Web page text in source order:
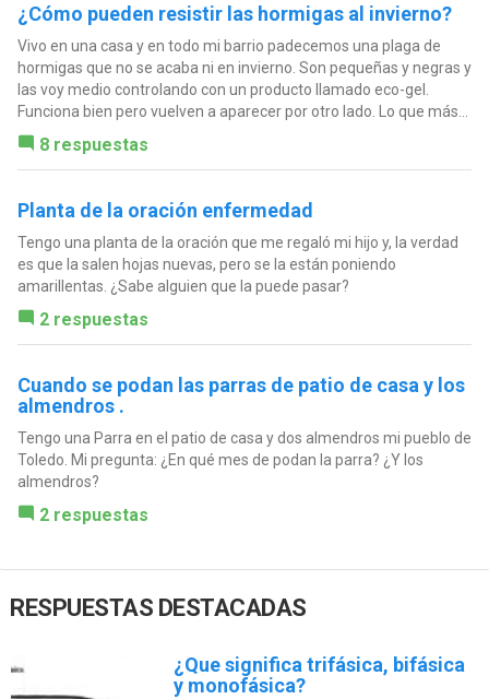
¿Cómo pueden resistir las hormigas al invierno?
Vivo en una casa y en todo mi barrio padecemos una plaga de
hormigas que no se acaba ni en invierno. Son pequeñas y negras y
las voy medio controlando con un producto llamado eco-gel.
Funciona bien pero vuelven a aparecer por otro lado. Lo que más...
8 respuestas
Planta de la oración enfermedad
Tengo una planta de la oración que me regaló mi hijo y, la verdad
es que la salen hojas nuevas, pero se la están poniendo
amarillentas. ¿Sabe alguien que la puede pasar?
2 respuestas
Cuando se podan las parras de patio de casa y los
almendros .
Tengo una Parra en el patio de casa y dos almendros mi pueblo de
Toledo. Mi pregunta: ¿En qué mes de podan la parra? ¿Y los
almendros?
2 respuestas
RESPUESTAS DESTACADAS
¿Que significa trifásica, bifásica
y monofásica?